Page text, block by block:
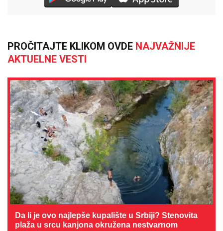
PROČITAJTE KLIKOM OVDE NAJVAŽNIJE
AKTUELNE VESTI
Da li je ovo najlepše kupalište u Srbiji? Stenovita
plaža u srcu kanjona okružena nestvarnom